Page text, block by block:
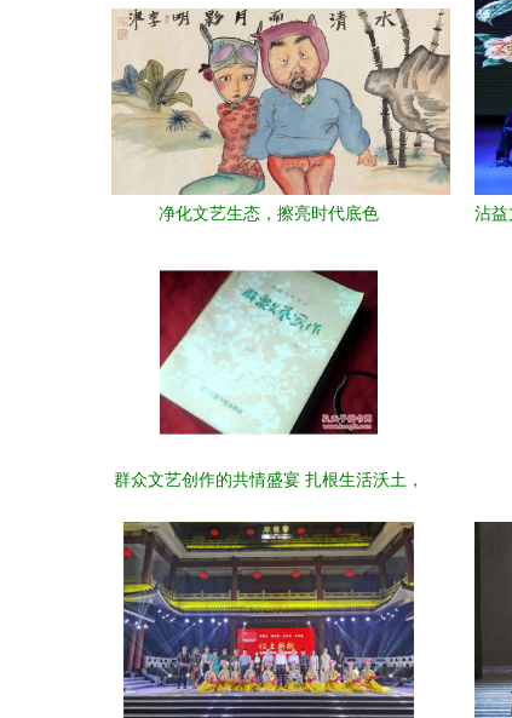
净化文艺生态，擦亮时代底色
沾益
群众文艺创作的共情盛宴 扎根生活沃土，